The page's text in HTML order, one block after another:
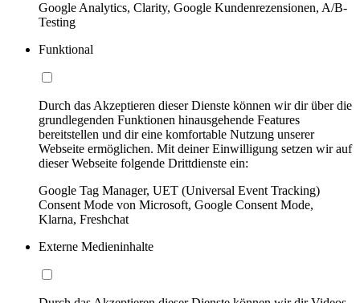
Google Analytics, Clarity, Google Kundenrezensionen, A/B-
Testing
Funktional
Durch das Akzeptieren dieser Dienste können wir dir über die
grundlegenden Funktionen hinausgehende Features
bereitstellen und dir eine komfortable Nutzung unserer
Webseite ermöglichen. Mit deiner Einwilligung setzen wir auf
dieser Webseite folgende Drittdienste ein:
Google Tag Manager, UET (Universal Event Tracking)
Consent Mode von Microsoft, Google Consent Mode,
Klarna, Freshchat
Externe Medieninhalte